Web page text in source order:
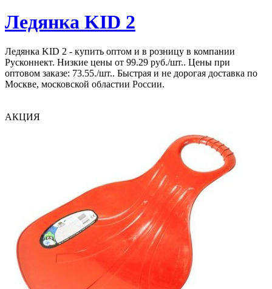
Ледянка KID 2
Ледянка KID 2 - купить оптом и в розницу в компании
Русконнект. Низкие цены от 99.29 руб./шт.. Цены при
оптовом заказе: 73.55./шт.. Быстрая и не дорогая доставка по
Москве, московской областии России.
АКЦИЯ